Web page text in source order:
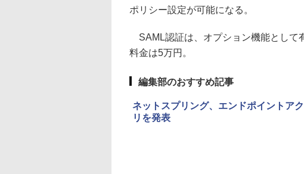
ポリシー設定が可能になる。
SAML認証は、オプション機能として
料金は5万円。
編集部のおすすめ記事
ネットスプリング、エンドポイントア
リを発表